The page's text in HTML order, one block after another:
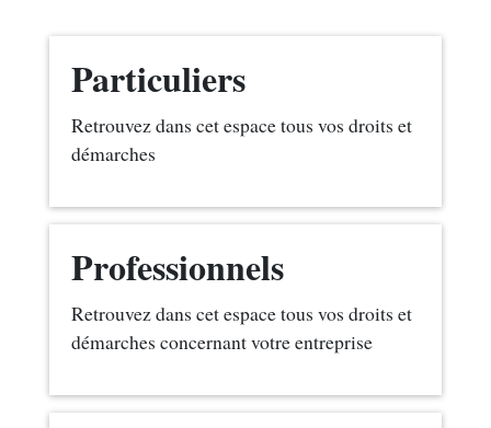
Particuliers
Retrouvez dans cet espace tous vos droits et
démarches
Professionnels
Retrouvez dans cet espace tous vos droits et
démarches concernant votre entreprise